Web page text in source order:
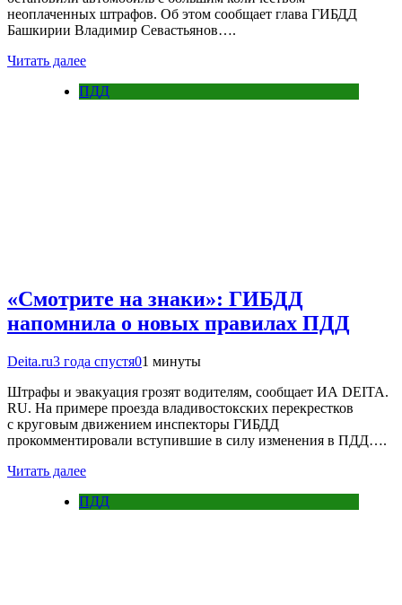
неоплаченных штрафов. Об этом сообщает глава ГИБДД
Башкирии Владимир Севастьянов….
Читать далее
ПДД
«Смотрите на знаки»: ГИБДД
напомнила о новых правилах ПДД
Deita.ru3 года спустя01 минуты
Штрафы и эвакуация грозят водителям, сообщает ИА DEITA.
RU. На примере проезда владивостокских перекрестков
с круговым движением инспекторы ГИБДД
прокомментировали вступившие в силу изменения в ПДД….
Читать далее
ПДД